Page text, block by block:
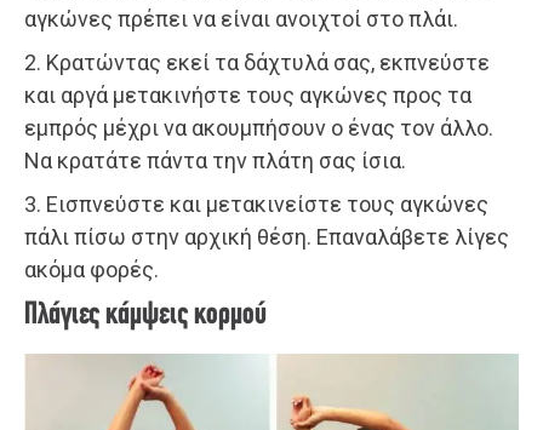
αγκώνες πρέπει να είναι ανοιχτοί στο πλάι.
2. Κρατώντας εκεί τα δάχτυλά σας, εκπνεύστε
και αργά μετακινήστε τους αγκώνες προς τα
εμπρός μέχρι να ακουμπήσουν ο ένας τον άλλο.
Να κρατάτε πάντα την πλάτη σας ίσια.
3. Εισπνεύστε και μετακινείστε τους αγκώνες
πάλι πίσω στην αρχική θέση. Επαναλάβετε λίγες
ακόμα φορές.
Πλάγιες κάμψεις κορμού